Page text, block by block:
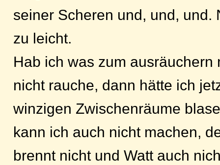
seiner Scheren und, und, und.
zu leicht.
Hab ich was zum ausräuchern
nicht rauche, dann hätte ich
winzigen Zwischenräume
kann ich auch nicht machen,
brennt nicht und Watt auch